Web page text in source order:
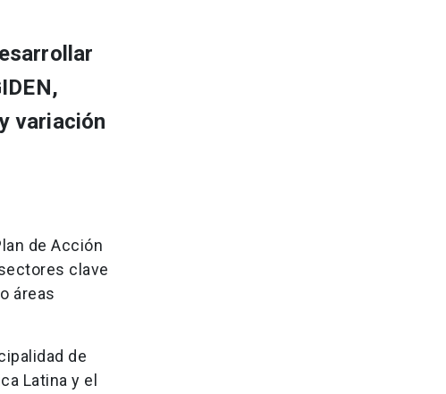
variación
de Acción
clave
áreas
de
Latina y el